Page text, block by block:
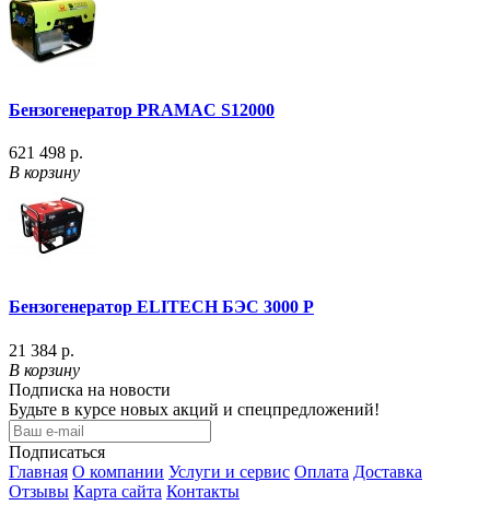
Бензогенератор PRAMAC S12000
621 498 р.
В корзину
Бензогенератор ELITECH БЭС 3000 P
21 384 р.
В корзину
Подписка на новости
Будьте в курсе новых акций и спецпредложений!
Подписаться
Главная О компании Услуги и сервис Оплата Доставка
Отзывы Карта сайта Контакты